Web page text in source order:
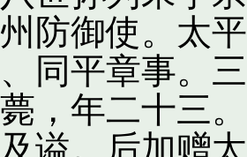
防御使。太
同平章事。
，年二十三